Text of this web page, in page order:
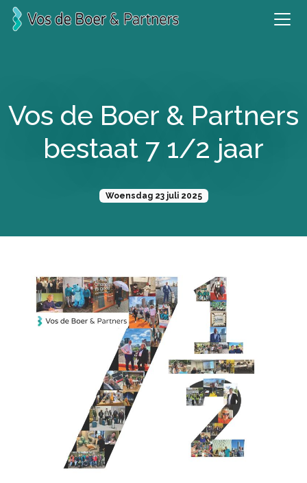
Vos de Boer & Partners
bestaat 7 1/2 jaar
Woensdag 23 juli 2025